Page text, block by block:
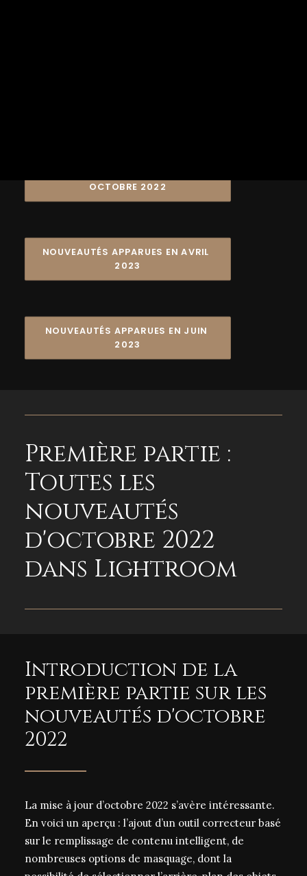
OCTOBRE 2022
NOUVEAUTÉS APPARUES EN AVRIL
2023
NOUVEAUTÉS APPARUES EN JUIN
2023
Première partie :
Toutes les
nouveautés
d'octobre 2022
dans Lightroom
Introduction de la
première partie sur les
nouveautés d'octobre
2022
La mise à jour d’octobre 2022 s’avère intéressante.
En voici un aperçu : l’ajout d’un outil correcteur basé
sur le remplissage de contenu intelligent, de
nombreuses options de masquage, dont la